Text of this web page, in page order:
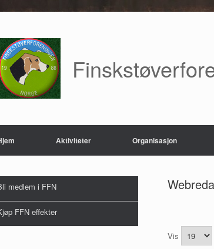
Aktiviteter Organisasjon
Vis
medlem i FFN
FFN effekter